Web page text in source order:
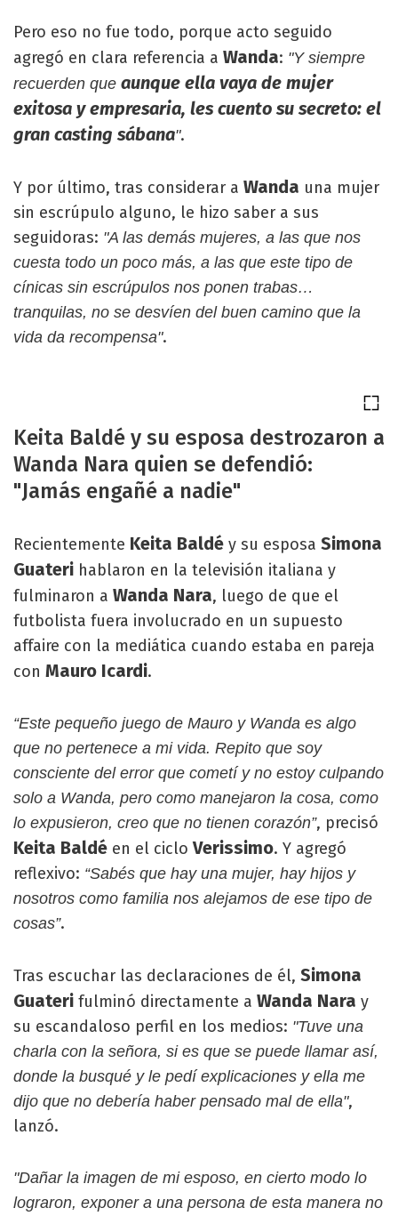
Pero eso no fue todo, porque acto seguido
agregó en clara referencia a Wanda: "Y siempre
recuerden que aunque ella vaya de mujer
exitosa y empresaria, les cuento su secreto: el
gran casting sábana".
Y por último, tras considerar a Wanda una mujer
sin escrúpulo alguno, le hizo saber a sus
seguidoras: "A las demás mujeres, a las que nos
cuesta todo un poco más, a las que este tipo de
cínicas sin escrúpulos nos ponen trabas…
tranquilas, no se desvíen del buen camino que la
vida da recompensa".
Keita Baldé y su esposa destrozaron a
Wanda Nara quien se defendió:
"Jamás engañé a nadie"
Recientemente Keita Baldé y su esposa Simona
Guateri hablaron en la televisión italiana y
fulminaron a Wanda Nara, luego de que el
futbolista fuera involucrado en un supuesto
affaire con la mediática cuando estaba en pareja
con Mauro Icardi.
“Este pequeño juego de Mauro y Wanda es algo
que no pertenece a mi vida. Repito que soy
consciente del error que cometí y no estoy culpando
solo a Wanda, pero como manejaron la cosa, como
lo expusieron, creo que no tienen corazón”, precisó
Keita Baldé en el ciclo Verissimo. Y agregó
reflexivo: “Sabés que hay una mujer, hay hijos y
nosotros como familia nos alejamos de ese tipo de
cosas”.
Tras escuchar las declaraciones de él, Simona
Guateri fulminó directamente a Wanda Nara y
su escandaloso perfil en los medios: "Tuve una
charla con la señora, si es que se puede llamar así,
donde la busqué y le pedí explicaciones y ella me
dijo que no debería haber pensado mal de ella",
lanzó.
"Dañar la imagen de mi esposo, en cierto modo lo
lograron, exponer a una persona de esta manera no